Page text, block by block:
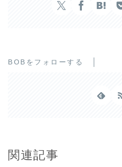
BOBをフォローする
関連記事